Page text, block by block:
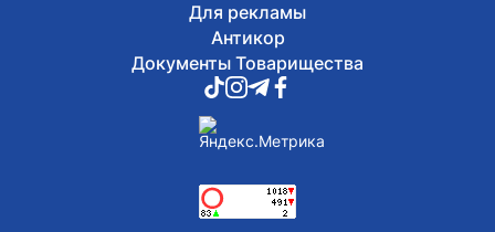
Для рекламы
Антикор
Документы Товарищества